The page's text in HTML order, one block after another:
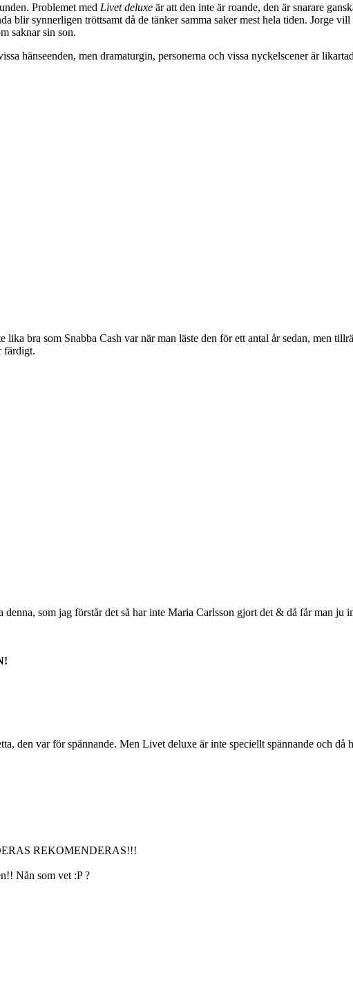
Problemet med Livet deluxe är att den inte är roande, den är snarare
synnerligen tröttsamt då de tänker samma saker mest hela tiden. Jorge
saknar sin son.
hänseenden, men dramaturgin, personerna och vissa nyckelscener är
bra som Snabba Cash var när man läste den för ett antal år sedan, men
färdigt.
som jag förstår det så har inte Maria Carlsson gjort det & då får man ju
den var för spännande. Men Livet deluxe är inte speciellt spännande och då
REKOMENDERAS!!!
Nån som vet :P ?